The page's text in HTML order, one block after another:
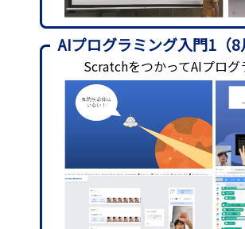
AIプログラミング入門1（8
ScratchをつかってAIプログ